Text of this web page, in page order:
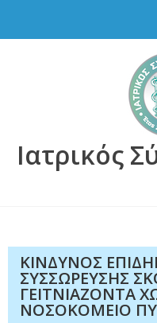
Ιατρικός
ΚΙΝΔΥΝΟΣ
ΣΥΣΣΩΡΕΥΣΗΣ
ΓΕΙΤΝΙΑΖΟΝΤΑ
ΝΟΣΟΚΟΜΕΙΟ